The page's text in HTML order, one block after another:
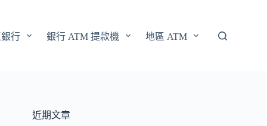
行 銀行 ATM 提款機 地區 ATM
近期文章